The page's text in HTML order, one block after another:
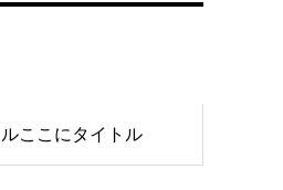
ここにタイトル